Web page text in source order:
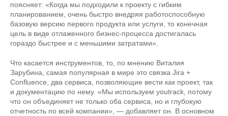
поясняет: «Когда мы подходили к проекту с гибким
планированием, очень быстро внедряя работоспособную
базовую версию первого продукта или услуги, то конечная
цель в виде отлаженного бизнес-процесса достигалась
гораздо быстрее и с меньшими затратами».
Что касается инструментов, то, по мнению Виталия
Зарубина, самая популярная в мире это связка Jira +
Confluence, два сервиса, позволяющие вести как проект, так
и документацию по нему. «Мы используем youtrack, потому
что он объединяет не только оба сервиса, но и глубокую
отчетность по всей компании», — добавляет он. В основном